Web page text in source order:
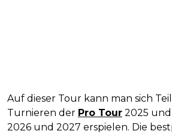
Auf dieser Tour kann man sich
Turnieren der Pro Tour 2025
2026 und 2027 erspielen. Die